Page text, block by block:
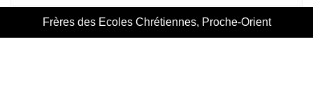
Frères des Ecoles Chrétiennes, Proche-Orient